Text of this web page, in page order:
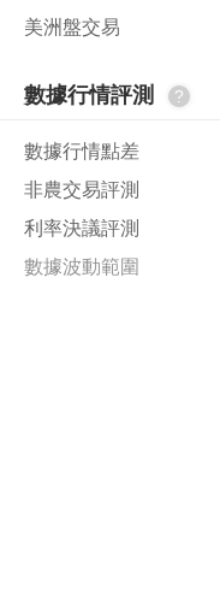
美洲盤交易
數據行情評測 ?
數據行情點差
非農交易評測
利率決議評測
數據波動範圍